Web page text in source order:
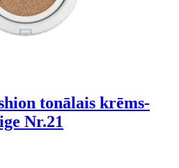
tonālais krēms-
Nr.21